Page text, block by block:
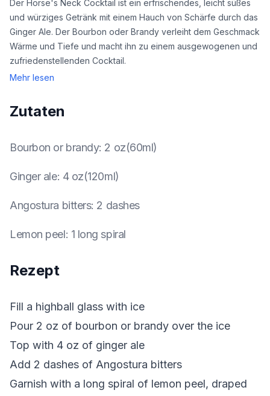
Der Horse's Neck Cocktail ist ein erfrischendes, leicht süßes
und würziges Getränk mit einem Hauch von Schärfe durch das
Ginger Ale. Der Bourbon oder Brandy verleiht dem Geschmack
Wärme und Tiefe und macht ihn zu einem ausgewogenen und
zufriedenstellenden Cocktail.
Mehr lesen
Zutaten
Bourbon or brandy: 2 oz(60ml)
Ginger ale: 4 oz(120ml)
Angostura bitters: 2 dashes
Lemon peel: 1 long spiral
Rezept
Fill a highball glass with ice
Pour 2 oz of bourbon or brandy over the ice
Top with 4 oz of ginger ale
Add 2 dashes of Angostura bitters
Garnish with a long spiral of lemon peel, draped